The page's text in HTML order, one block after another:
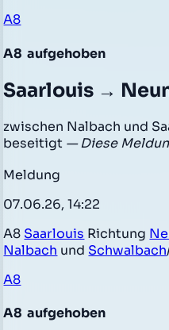
A8
A8 aufgehoben
Saarlouis →
zwischen Nalbach und
beseitigt — Diese
Meldung
07.06.26, 14:22
A8 Saarlouis Richtung
Nalbach und Schwalbach
A8
A8 aufgehoben